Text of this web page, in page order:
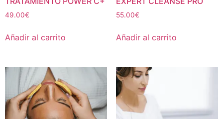
49.00€
Añadir al carrito
55.00€
Añadir al carrito